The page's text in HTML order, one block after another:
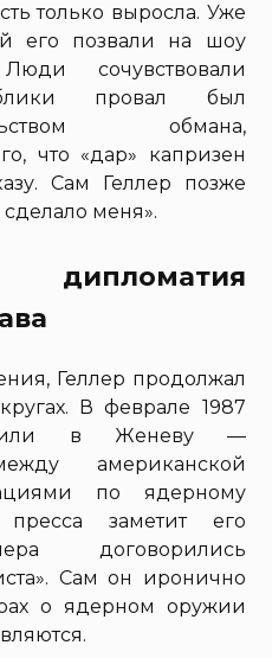
только выросла. Уже
его позвали на шоу
сочувствовали
провал был
обмана,
что «дар» капризен
Сам Геллер позже
меня».
Геллер продолжал
В феврале 1987
в Женеву —
американской
по ядерному
заметит его
договорились
Сам он иронично
о ядерном оружии